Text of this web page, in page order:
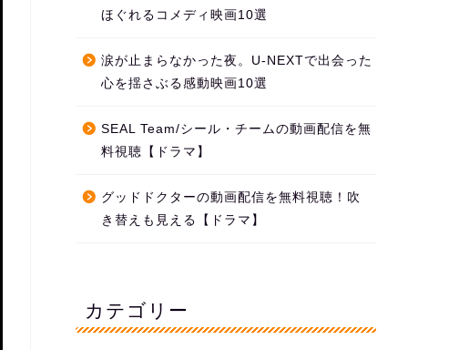
ほぐれるコメディ映画10選
涙が止まらなかった夜。U-NEXTで出会った
心を揺さぶる感動映画10選
SEAL Team/シール・チームの動画配信を無
料視聴【ドラマ】
グッドドクターの動画配信を無料視聴！吹
き替えも見える【ドラマ】
カテゴリー